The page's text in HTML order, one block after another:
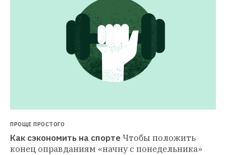
ПРОЩЕ ПРОСТОГО
Как сэкономить на спортеЧтобы положить
конец оправданиям «начну с понедельника»